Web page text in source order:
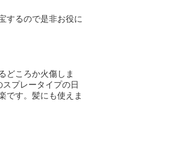
するので是非お役に
どころか火傷しま
プレータイプの日
です。髪にも使えま